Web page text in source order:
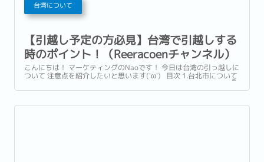
台湾について
【引越し予定の方必見】台湾で引越しする
時のポイント！（Reeracoenチャンネル）
こんにちは！ マーケティングのNaoです！ 今日は台湾の引っ越しに
ついて 注意点を紹介したいと思います('ω') 目次 1.台北市について
2.お部屋探しサイトの使い方 3.ゴミ出しの注意点 4.家具について 👇
こちらの動画ご覧ください👇...